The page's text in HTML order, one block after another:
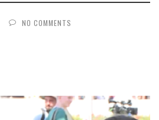
NO COMMENTS